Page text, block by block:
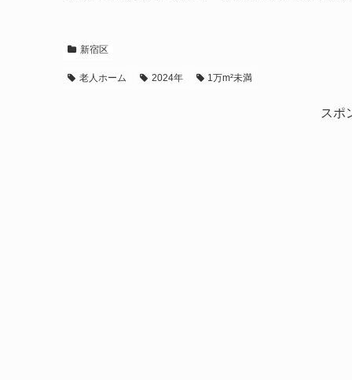
新宿区
老人ホーム 2024年 1万m²未満
スポ